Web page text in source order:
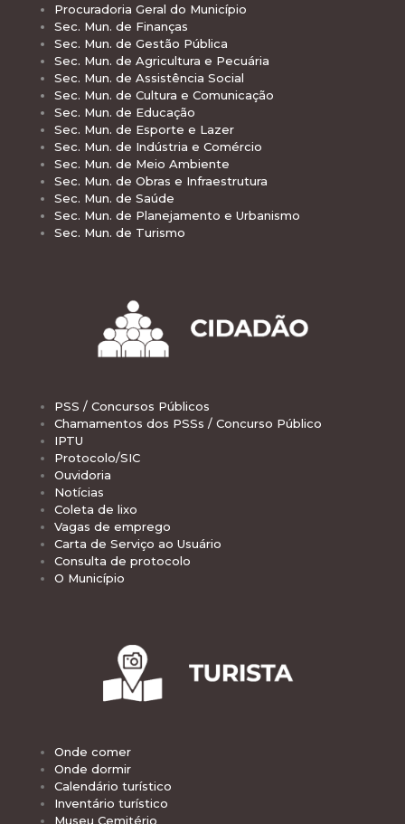
Procuradoria Geral do Município
Sec. Mun. de Finanças
Sec. Mun. de Gestão Pública
Sec. Mun. de Agricultura e Pecuária
Sec. Mun. de Assistência Social
Sec. Mun. de Cultura e Comunicação
Sec. Mun. de Educação
Sec. Mun. de Esporte e Lazer
Sec. Mun. de Indústria e Comércio
Sec. Mun. de Meio Ambiente
Sec. Mun. de Obras e Infraestrutura
Sec. Mun. de Saúde
Sec. Mun. de Planejamento e Urbanismo
Sec. Mun. de Turismo
PSS / Concursos Públicos
Chamamentos dos PSSs / Concurso Público
IPTU
Protocolo/SIC
Ouvidoria
Notícias
Coleta de lixo
Vagas de emprego
Carta de Serviço ao Usuário
Consulta de protocolo
O Município
Onde comer
Onde dormir
Calendário turístico
Inventário turístico
Museu Cemitério